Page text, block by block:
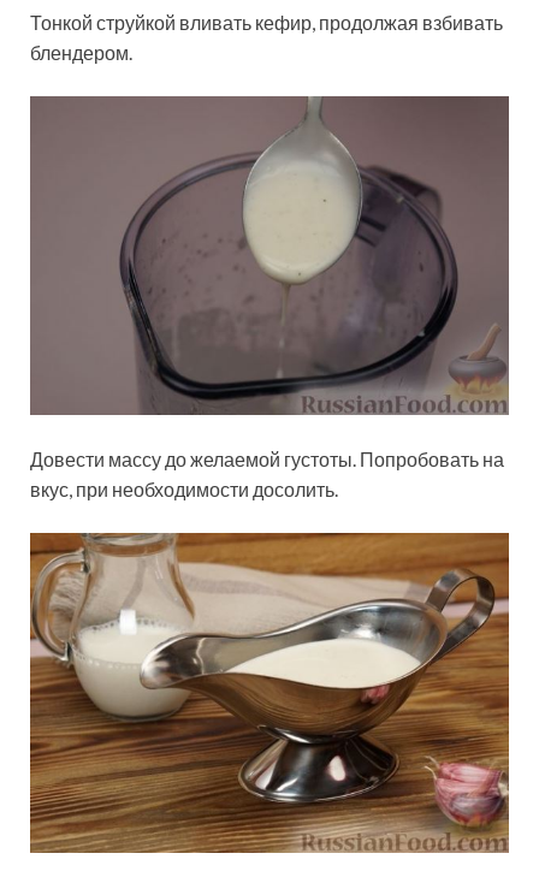
Тонкой струйкой вливать кефир, продолжая взбивать
блендером.
Довести массу до желаемой густоты. Попробовать на
вкус, при необходимости досолить.